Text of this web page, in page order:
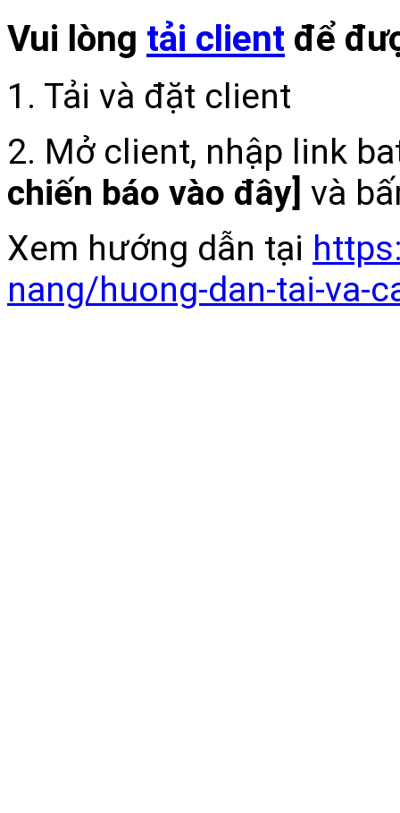
Vui lòng tải client để
1. Tải và đặt client
2. Mở client, nhập link
chiến báo vào đây] và
Xem hướng dẫn tại
nang/huong-dan-tai-va-